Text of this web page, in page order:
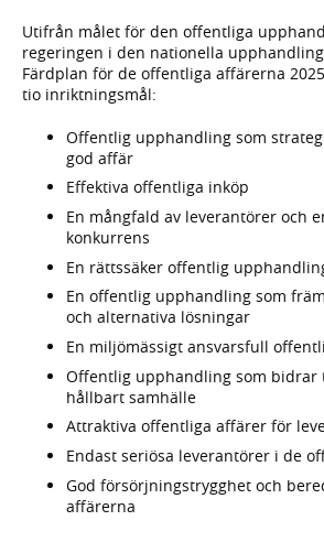
Utifrån målet för den offentliga
regeringen i den nationella
Färdplan för de offentliga affärerna
tio inriktningsmål:
Offentlig upphandling som
god affär
Effektiva offentliga inköp
En mångfald av leverantörer och
konkurrens
En rättssäker offentlig
En offentlig upphandling som
och alternativa lösningar
En miljömässigt ansvarsfull
Offentlig upphandling som bidrar
hållbart samhälle
Attraktiva offentliga affärer för
Endast seriösa leverantörer i de
God försörjningstrygghet och
affärerna